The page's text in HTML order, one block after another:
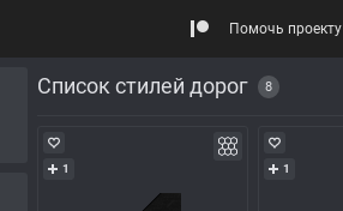
Список стилей дорог 8
1 1
Помочь проекту